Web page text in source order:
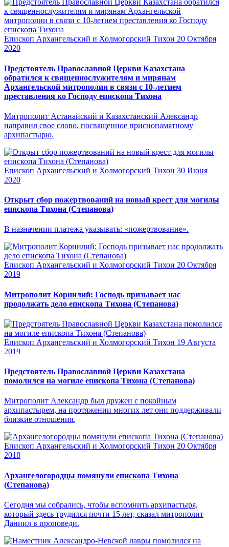
Епископ Архангельский и Холмогорский Тихон 20 Октября
2020
Предстоятель Православной Церкви Казахстана
обратился к священнослужителям и мирянам
Архангельской митрополии в связи с 10-летием
преставления ко Господу епископа Тихона
Митрополит Астанайский и Казахстанский Александр
направил свое слово, посвященное приснопамятному
архипастырю.
Епископ Архангельский и Холмогорский Тихон 30 Июня
2020
Открыт сбор пожертвований на новый крест для могилы
епископа Тихона (Степанова)
В назначении платежа указывать: «пожертвование».
Епископ Архангельский и Холмогорский Тихон 20 Октября
2019
Митрополит Корнилий: Господь призывает нас
продолжать дело епископа Тихона (Степанова)
Епископ Архангельский и Холмогорский Тихон 19 Августа
2019
Предстоятель Православной Церкви Казахстана
помолился на могиле епископа Тихона (Степанова)
Митрополит Александр был дружен с покойным
архипастырем, на протяжении многих лет они поддерживали
близкие отношения.
Епископ Архангельский и Холмогорский Тихон 20 Октября
2018
Архангелогородцы помянули епископа Тихона
(Степанова)
Сегодня мы собрались, чтобы вспомнить архипастыря,
который здесь трудился почти 15 лет, сказал митрополит
Даниил в проповеди.